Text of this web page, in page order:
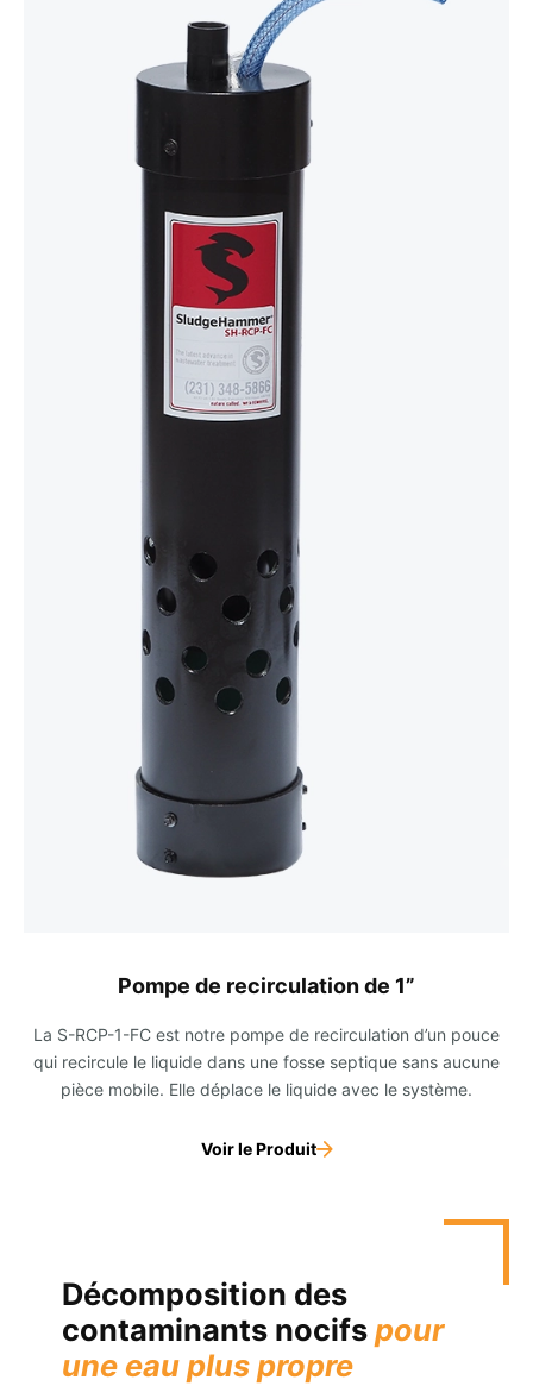
Pompe de recirculation de 1”
La S-RCP-1-FC est notre pompe de recirculation d’un pouce
qui recircule le liquide dans une fosse septique sans aucune
pièce mobile. Elle déplace le liquide avec le système.
Voir le Produit
Décomposition des
contaminants nocifspour
une eau plus propre